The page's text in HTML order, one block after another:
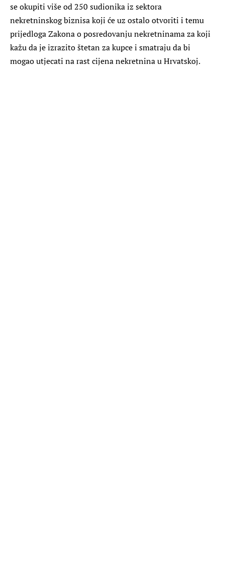
se okupiti više od 250 sudionika iz sektora
nekretninskog biznisa koji će uz ostalo otvoriti i temu
prijedloga Zakona o posredovanju nekretninama za koji
kažu da je izrazito štetan za kupce i smatraju da bi
mogao utjecati na rast cijena nekretnina u Hrvatskoj.